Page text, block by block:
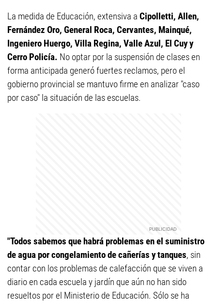
La medida de Educación, extensiva a Cipolletti, Allen,
Fernández Oro, General Roca, Cervantes, Mainqué,
Ingeniero Huergo, Villa Regina, Valle Azul, El Cuy y
Cerro Policía. No optar por la suspensión de clases en
forma anticipada generó fuertes reclamos, pero el
gobierno provincial se mantuvo firme en analizar "caso
por caso" la situación de las escuelas.
"Todos sabemos que habrá problemas en el suministro
de agua por congelamiento de cañerías y tanques, sin
contar con los problemas de calefacción que se viven a
diario en cada escuela y jardín que aún no han sido
resueltos por el Ministerio de Educación. Sólo se ha